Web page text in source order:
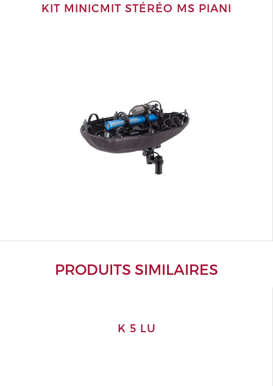
KIT MINICMIT STÉRÉO MS PIANI
PRODUITS SIMILAIRES
K 5 LU